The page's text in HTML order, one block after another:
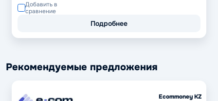
Добавить в
сравнение
Подробнее
Рекомендуемые предложения
Ecommoney KZ